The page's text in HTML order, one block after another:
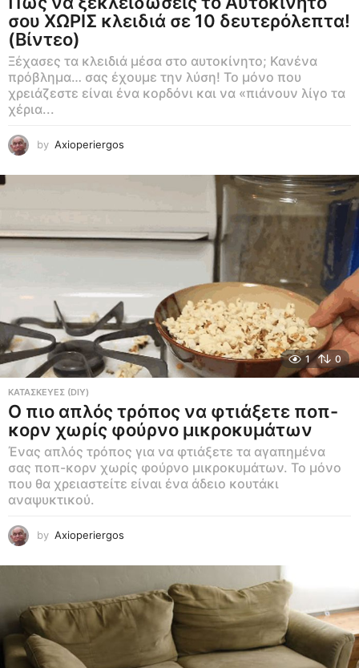
σου ΧΩΡΙΣ κλειδιά σε 10 δευτερόλεπτα!
(Βίντεο)
Ξέχασες τα κλειδιά μέσα στο αυτοκίνητο; Κανένα
πρόβλημα… σας έχουμε την λύση! Το μόνο που
χρειάζεστε είναι ένα κορδόνι και να «πιάνουν λίγο τα
χέρια...
by Axioperiergos
1 0
ΚΑΤΑΣΚΕΥΕΣ (DIY)
Ο πιο απλός τρόπος να φτιάξετε ποπ-
κορν χωρίς φούρνο μικροκυμάτων
Ένας απλός τρόπος για να φτιάξετε τα αγαπημένα
σας ποπ-κορν χωρίς φούρνο μικροκυμάτων. Το μόνο
που θα χρειαστείτε είναι ένα άδειο κουτάκι
αναψυκτικού.
by Axioperiergos